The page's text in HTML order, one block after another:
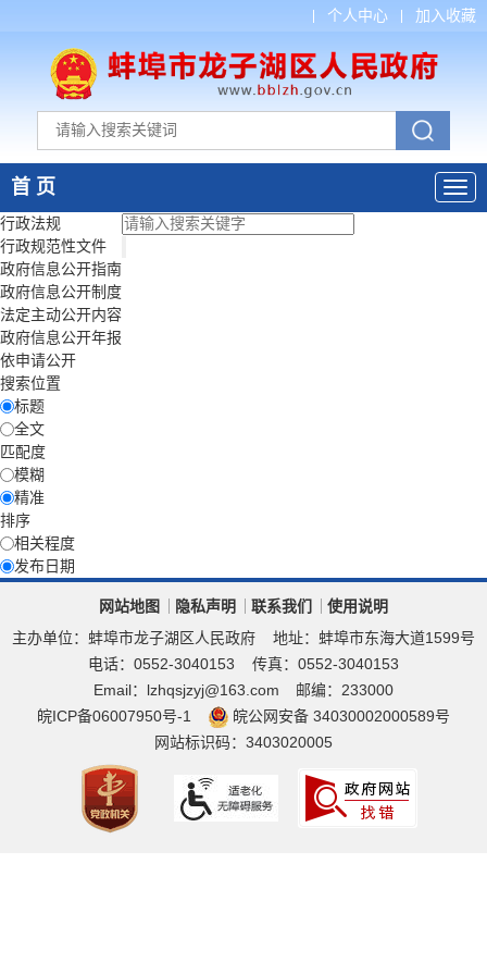
个人中心 加入收藏
首 页
行政法规
行政规范性文件
政府信息公开指南
政府信息公开制度
法定主动公开内容
政府信息公开年报
依申请公开
搜索位置
标题
全文
匹配度
模糊
精准
排序
相关程度
发布日期
网站地图 隐私声明 联系我们
使用说明
主办单位：蚌埠市龙子湖区人民政府
地址：蚌埠市东海大道1599号
电话：0552-3040153
传真：0552-3040153
Email：lzhqsjzyj@163.com
邮编：233000
皖ICP备06007950号-1
皖公网安备 34030002000589号
网站标识码：3403020005